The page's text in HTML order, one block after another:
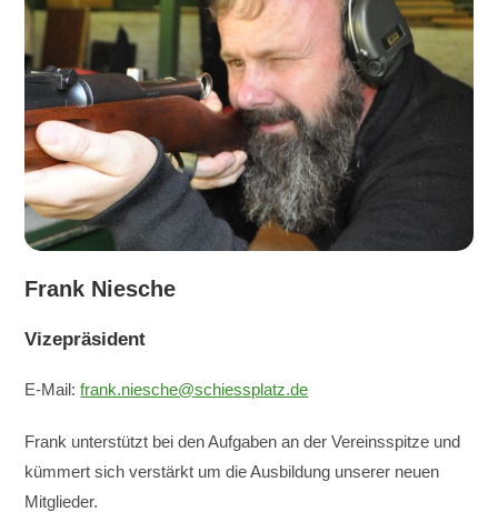
Frank Niesche
Vizepräsident
E-Mail:frank.niesche@schiessplatz.de
Frank unterstützt bei den Aufgaben an der Vereinsspitze und
kümmert sich verstärkt um die Ausbildung unserer neuen
Mitglieder.